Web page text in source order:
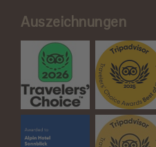
Auszeichnungen